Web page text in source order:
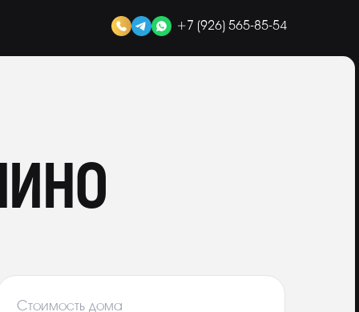
+7 (926) 565-85-54
Стоимость дома